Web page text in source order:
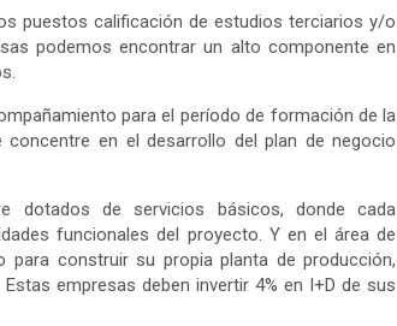
puestos calificación de estudios terciarios y/o
podemos encontrar un alto componente en
para el período de formación de la
en el desarrollo del plan de negocio
dotados de servicios básicos, donde cada
funcionales del proyecto. Y en el área de
construir su propia planta de producción,
empresas deben invertir 4% en I+D de sus